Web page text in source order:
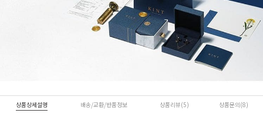
상품상세설명 배송/교환/반품정보 상품리뷰(5) 상품문의(8)